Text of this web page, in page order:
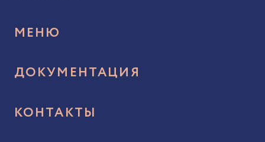
МЕНЮ
Авторский кофе
ДОКУМЕНТАЦИЯ
Договор оферты
КОНТАКТЫ